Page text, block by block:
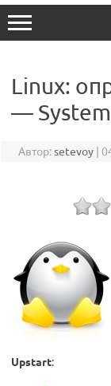
Linux:
—
Автор:setevoy |
Upstart: